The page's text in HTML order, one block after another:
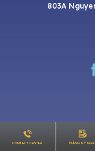
803A
CONTACT CENTER ĐĂNG KÝ